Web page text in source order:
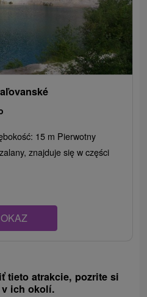
15 m Pierwotny
znajduje się w części
tieto atrakcie, pozrite si
ich okolí.